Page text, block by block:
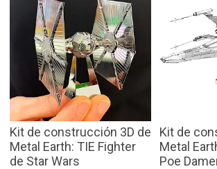
Kit de construcción 3D de
Metal Earth: TIE Fighter
de Star Wars
Kit de
Metal
Poe